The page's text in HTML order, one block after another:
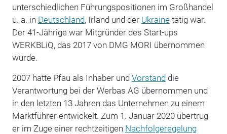
unterschiedlichen Führungspositionen im Großhandel
u. a. in Deutschland, Irland und der Ukrainetätig war.
Der 41-Jährige war Mitgründer des Start-ups
WERKBLiQ, das 2017 von DMG MORI übernommen
wurde.
2007 hatte Pfau als Inhaber und Vorstanddie
Verantwortung bei der Werbas AG übernommen und
in den letzten 13 Jahren das Unternehmen zu einem
Marktführer entwickelt. Zum 1. Januar 2020 übertrug
er im Zuge einer rechtzeitigen Nachfolgeregelung